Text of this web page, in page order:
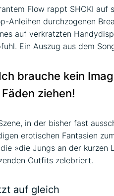
Flow rappt SHOKI auf
Anleihen durchzogenen
auf verkratzten
Ein Auszug aus dem
brauche kein
ziehen!
in der bisher fast
erotischen Fantasien
»die Jungs an der
Outfits zelebriert.
auf gleich